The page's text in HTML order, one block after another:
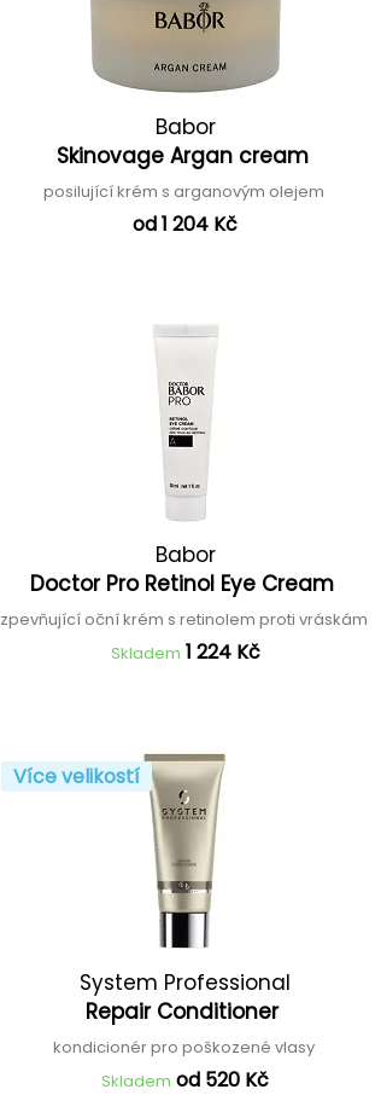
Babor
Skinovage Argan cream
posilující krém s arganovým olejem
od 1 204 Kč
Babor
Doctor Pro Retinol Eye Cream
zpevňující oční krém s retinolem proti vráskám
Skladem 1 224 Kč
Více velikostí
System Professional
Repair Conditioner
kondicionér pro poškozené vlasy
Skladem od 520 Kč